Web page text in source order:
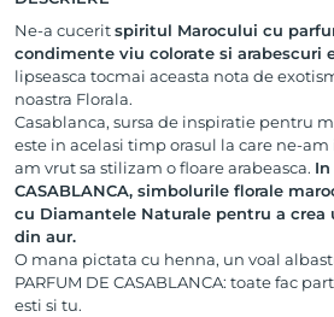
Ne-a cuceritspiritul Marocului cu
condimente viu colorate si arabescuri
lipseasca tocmai aceasta nota de
noastra Florala.
Casablanca, sursa de inspiratie pentru
este in acelasi timp orasul la care ne-
am vrut sa stilizam o floare arabeasca. In
CASABLANCA, simbolurile florale
cu Diamantele Naturale pentru a
din aur.
O mana pictata cu henna, un voal
PARFUM DE CASABLANCA: toate fac
esti si tu.